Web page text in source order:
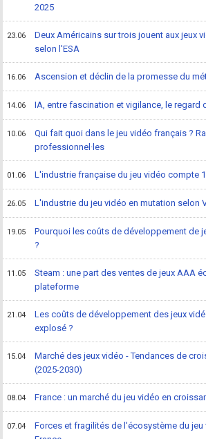
2025
23.06
Deux Américains sur trois jouent aux jeux
selon l'ESA
16.06 Ascension et déclin de la promesse du
14.06 IA, entre fascination et vigilance, le regard
10.06
Qui fait quoi dans le jeu vidéo français ?
professionnel·les
01.06 L'industrie française du jeu vidéo compte
26.05 L'industrie du jeu vidéo en mutation selon
19.05
Pourquoi les coûts de développement de
?
11.05
Steam : une part des ventes de jeux AAA
plateforme
21.04
Les coûts de développement des jeux
explosé ?
15.04
Marché des jeux vidéo - Tendances de
(2025-2030)
08.04 France : un marché du jeu vidéo en
07.04
Forces et fragilités de l'écosystème du jeu